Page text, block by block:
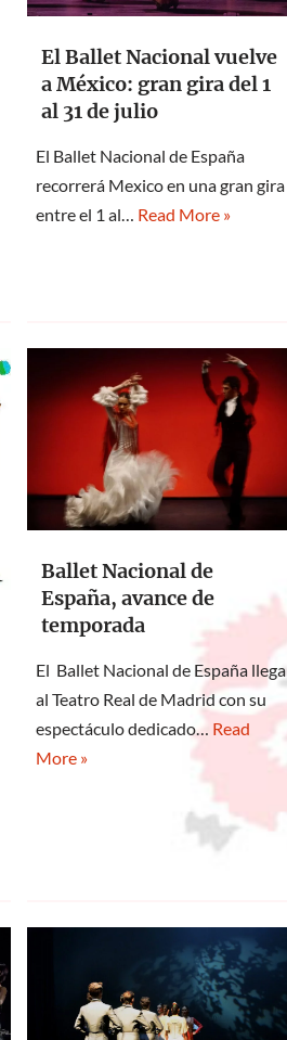
El Ballet Nacional vuelve
a México: gran gira del 1
al 31 de julio
El Ballet Nacional de España
recorrerá Mexico en una gran gira
entre el 1 al… Read More »
Ballet Nacional de
España, avance de
temporada
El Ballet Nacional de España llega
al Teatro Real de Madrid con su
espectáculo dedicado… Read
More »